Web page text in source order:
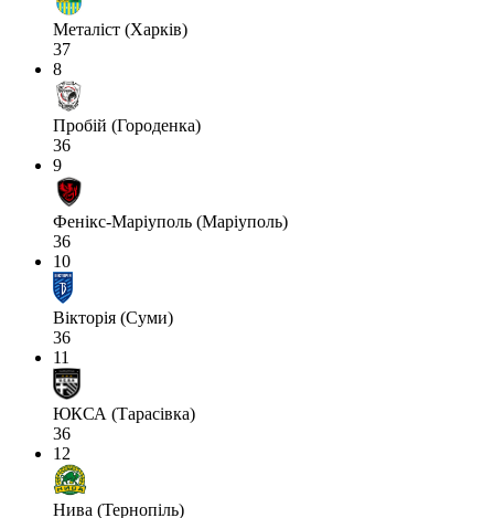
Металіст (Харків)
37
8
Пробій (Городенка)
36
9
Фенікс-Маріуполь (Маріуполь)
36
10
Вікторія (Суми)
36
11
ЮКСА (Тарасівка)
36
12
Нива (Тернопіль)